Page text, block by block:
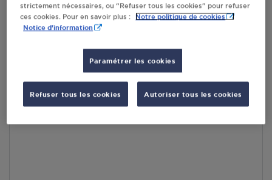
Accès
strictement nécessaires, ou “Refuser tous les cookies” pour refuser
ces cookies. Pour en savoir plus :
Notre politique de cookies
Notice d'information
Paramétrer les cookies
Refuser tous les cookies Autoriser tous les cookies